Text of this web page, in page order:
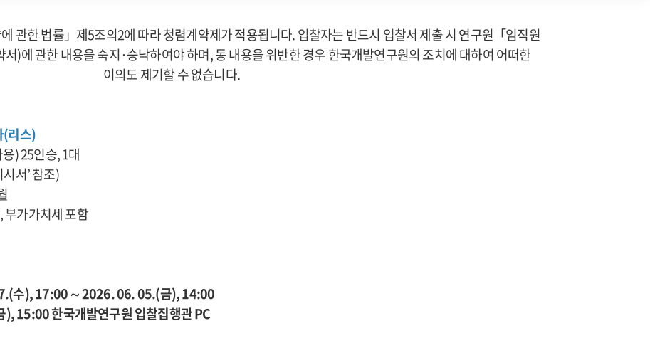
관한 법률」제5조의2에 따라 청렴계약제가 적용됩니다. 입찰자는 반드시 입찰서 제출 시 연구원「임직원
)에 관한 내용을 숙지·승낙하여야 하며, 동 내용을 위반한 경우 한국개발연구원의 조치에 대하여 어떠한
이의도 제기할 수 없습니다.
(리스)
) 25인승, 1대
’ 참조)
부가가치세 포함
수), 17:00 ∼ 2026. 06. 05.(금), 14:00
15:00 한국개발연구원 입찰집행관 PC